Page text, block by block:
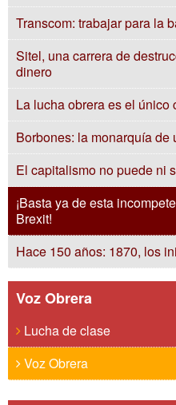
Transcom: trabajar para la
Sitel, una carrera de
dinero
La lucha obrera es el único
Borbones: la monarquía
El capitalismo no puede ni
¡Basta ya de esta
Brexit!
Hace 150 años: 1870, los
Voz Obrera
Lucha de clase
Voz Obrera